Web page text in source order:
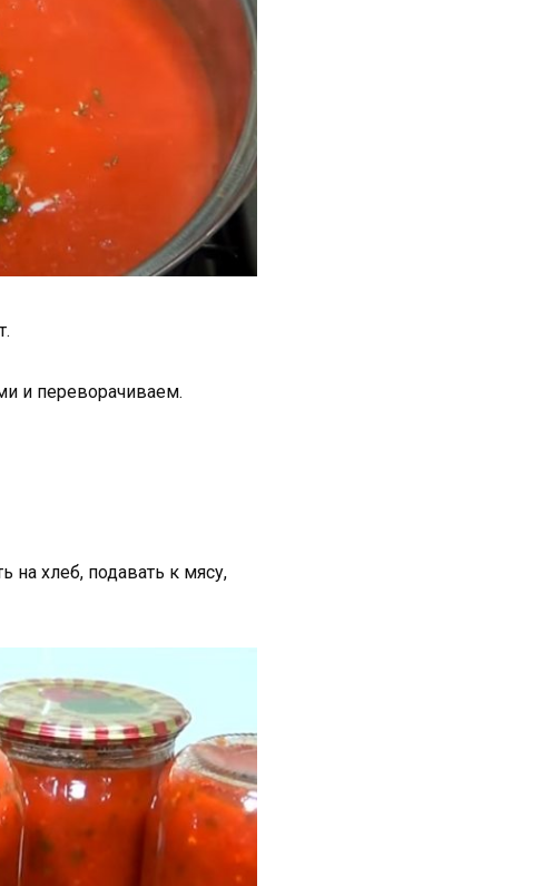
и переворачиваем.
на хлеб, подавать к мясу,